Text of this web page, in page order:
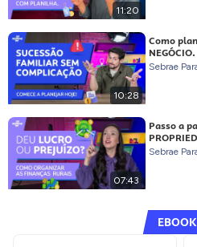
11:20
10:28
Como
NEGÓCIO.
Sebrae
07:43
Passo a
Sebrae